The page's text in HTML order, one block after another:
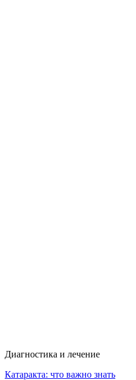
Диагностика и лечение
Катаракта: что важно знать